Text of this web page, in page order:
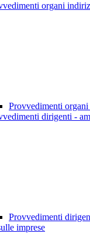
organi
Provvedimenti
dirigenti -
Provvedimenti
imprese